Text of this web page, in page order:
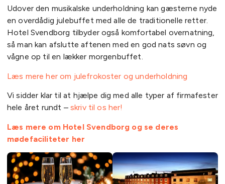
Udover den musikalske underholdning kan gæsterne nyde
en overdådig julebuffet med alle de traditionelle retter.
Hotel Svendborg tilbyder også komfortabel overnatning,
så man kan afslutte aftenen med en god nats søvn og
vågne op til en lækker morgenbuffet.
Læs mere her om julefrokoster og underholdning
Vi sidder klar til at hjælpe dig med alle typer af firmafester
hele året rundt – skriv til os her!
Læs mere om Hotel Svendborg og se deres
mødefaciliteter her